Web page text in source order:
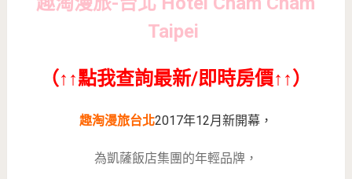
Taipei
（↑↑點我查詢最新/即時房價↑↑）
趣淘漫旅台北2017年12月新開幕，
為凱薩飯店集團的年輕品牌，